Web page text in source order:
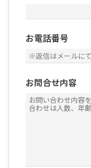
お電話番号
お問合せ内容